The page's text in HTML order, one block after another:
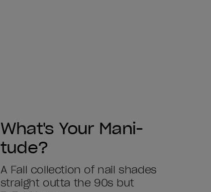
What's Your Mani-
tude?
A Fall collection of nail shades
straight outta the 90s but